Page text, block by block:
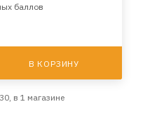
баллов
В КОРЗИНУ
в 1 магазине